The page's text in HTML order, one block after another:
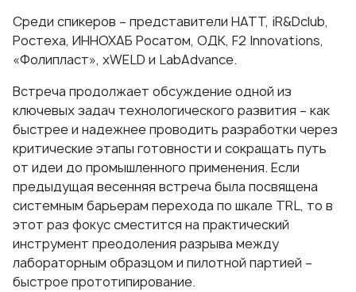
Среди спикеров – представители НАТТ, iR&Dclub,
Ростеха, ИННОХАБ Росатом, ОДК, F2 Innovations,
«Фолипласт», xWELD и LabAdvance.
Встреча продолжает обсуждение одной из
ключевых задач технологического развития – как
быстрее и надежнее проводить разработки через
критические этапы готовности и сокращать путь
от идеи до промышленного применения. Если
предыдущая весенняя встреча была посвящена
системным барьерам перехода по шкале TRL, то в
этот раз фокус сместится на практический
инструмент преодоления разрыва между
лабораторным образцом и пилотной партией –
быстрое прототипирование.